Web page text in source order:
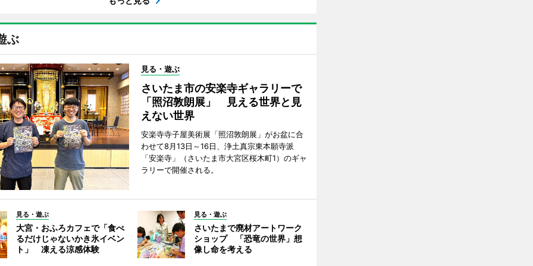
ぶ
見る・遊ぶ
さいたま市の安楽寺ギャラリーで
「照沼敦朗展」 見える世界と見
えない世界
安楽寺寺子屋美術展「照沼敦朗展」がお盆に合
わせて8月13日～16日、浄土真宗東本願寺派
「安楽寺」（さいたま市大宮区桜木町1）のギャ
ラリーで開催される。
見る・遊ぶ
大宮・おふろカフェで「食べ
るだけじゃないかき氷イベン
ト」 凍える涼感体験
見る・遊ぶ
さいたまで廃材アートワーク
ショップ 「恐竜の世界」想
像し命を考える